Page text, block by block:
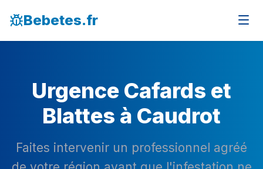
Bebetes.fr
Urgence Cafards et
Blattes à Caudrot
Faites intervenir un professionnel agréé